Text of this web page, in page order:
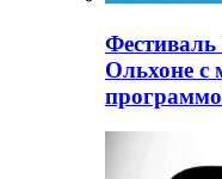
Ольхоне с